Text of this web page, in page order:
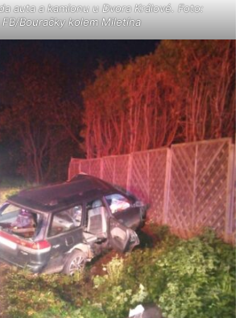
auta a kamionu u Dvora Králové. Foto:
FB/Bouračky kolem Miletína